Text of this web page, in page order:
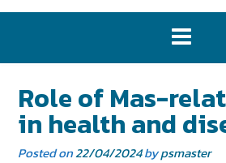
Role of Mas-
in health and
Posted on22/04/2024bypsmaster